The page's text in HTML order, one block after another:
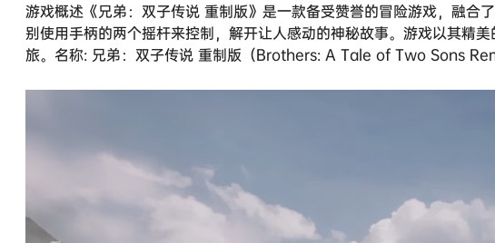
游戏概述《兄弟：双子传说 重制版》是一款备受赞誉的冒险游戏，融合
别使用手柄的两个摇杆来控制，解开让人感动的神秘故事。游戏以其精
旅。名称: 兄弟：双子传说 重制版（Brothers: A Tale of Two Sons